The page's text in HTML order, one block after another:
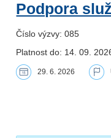
Podpora
Číslo výzvy: 085
Platnost do: 14. 09.
29. 6. 2026